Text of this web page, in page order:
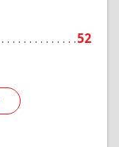
52